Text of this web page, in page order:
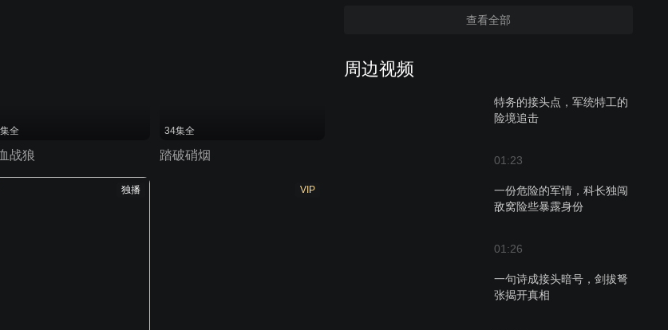
查看全部
周边视频
特务的接头点，军统特工的
险境追击
01:23
一份危险的军情，科长独闯
敌窝险些暴露身份
01:26
一句诗成接头暗号，剑拔弩
张揭开真相
全
战狼
34集全
踏破硝烟
独播 VIP